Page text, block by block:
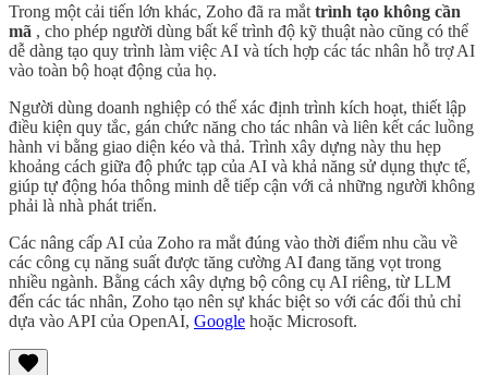
Trong một cải tiến lớn khác, Zoho đã ra mắt trình tạo không cần
mã , cho phép người dùng bất kể trình độ kỹ thuật nào cũng có thể
dễ dàng tạo quy trình làm việc AI và tích hợp các tác nhân hỗ trợ AI
vào toàn bộ hoạt động của họ.
Người dùng doanh nghiệp có thể xác định trình kích hoạt, thiết lập
điều kiện quy tắc, gán chức năng cho tác nhân và liên kết các luồng
hành vi bằng giao diện kéo và thả. Trình xây dựng này thu hẹp
khoảng cách giữa độ phức tạp của AI và khả năng sử dụng thực tế,
giúp tự động hóa thông minh dễ tiếp cận với cả những người không
phải là nhà phát triển.
Các nâng cấp AI của Zoho ra mắt đúng vào thời điểm nhu cầu về
các công cụ năng suất được tăng cường AI đang tăng vọt trong
nhiều ngành. Bằng cách xây dựng bộ công cụ AI riêng, từ LLM
đến các tác nhân, Zoho tạo nên sự khác biệt so với các đối thủ chỉ
dựa vào API của OpenAI, Google hoặc Microsoft.